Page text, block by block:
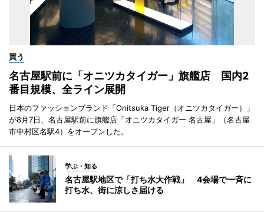
買う
名古屋駅前に「オニツカタイガー」旗艦店 国内2
番目規模、全ライン展開
日本のファッションブランド「Onitsuka Tiger（オニツカタイガー）」
が8月7日、名古屋駅前に旗艦店「オニツカタイガー 名古屋」（名古屋
市中村区名駅4）をオープンした。
学ぶ・知る
名古屋駅地区で「打ち水大作戦」 4会場で一斉に
打ち水、街に涼しさ届ける